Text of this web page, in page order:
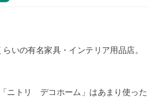
いの有名家具・インテリア用品店。
ニトリ デコホーム」はあまり使った